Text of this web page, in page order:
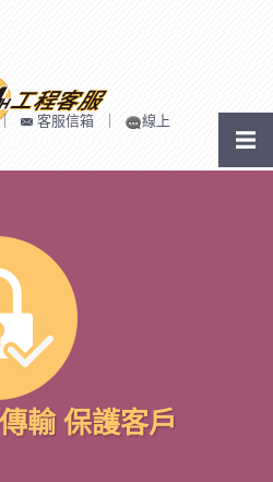
客服信箱 ｜
線上
輸 保護客戶